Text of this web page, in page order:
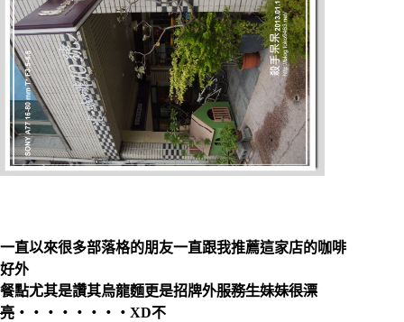
一直以來很多部落格的朋友一直跟我推薦這家店的咖啡
好外
餐點尤其是讚其烏龍麵更是招牌外服務生妹妹很漂
亮 ‧‧‧‧‧‧‧‧XD不